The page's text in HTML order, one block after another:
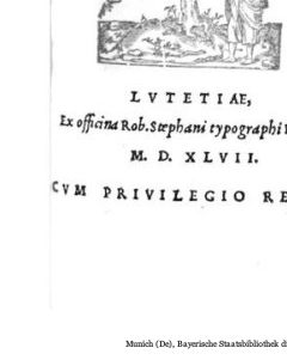
Munich (De), Bayerische Staatsbibliothek